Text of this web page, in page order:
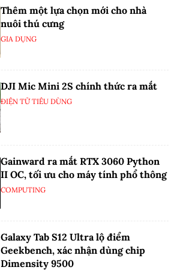
Thêm một lựa chọn mới cho nhà
nuôi thú cưng
GIA DỤNG
DJI Mic Mini 2S chính thức ra mắt
ĐIỆN TỬ TIÊU DÙNG
Gainward ra mắt RTX 3060 Python
II OC, tối ưu cho máy tính phổ thông
COMPUTING
Galaxy Tab S12 Ultra lộ điểm
Geekbench, xác nhận dùng chip
Dimensity 9500